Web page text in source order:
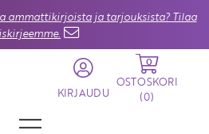
ammattikirjoista ja tarjouksista? Tilaa
KIRJAUDU
0
OSTOSKORI
(0)